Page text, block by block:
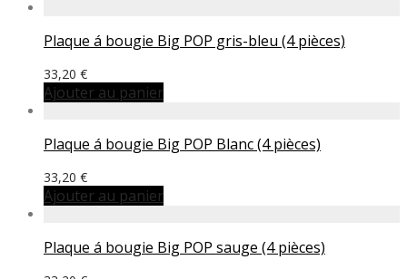
Plaque á bougie Big POP gris-bleu (4 pièces)
33,20 €
Ajouter au panier
Plaque á bougie Big POP Blanc (4 pièces)
33,20 €
Ajouter au panier
Plaque á bougie Big POP sauge (4 pièces)